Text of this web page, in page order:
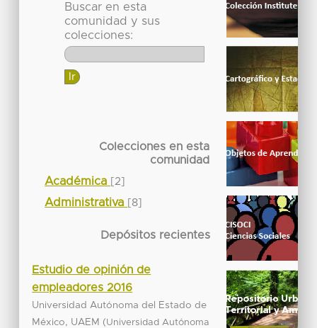
Buscar en esta
comunidad y sus
colecciones:
Colecciones en esta
comunidad
Académica
[2]
Administrativa [8]
Depósitos recientes
Estudio de opinión de
empleadores 2016
Universidad Autónoma del Estado de
México, UAEM (Universidad Autónoma